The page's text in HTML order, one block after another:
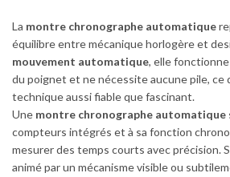
La montre chronographe automatique
équilibre entre mécanique horlogère et
mouvement automatique, elle
du poignet et ne nécessite aucune pile, ce
technique aussi fiable que fascinant.
Une montre chronographe automatique
compteurs intégrés et à sa fonction
mesurer des temps courts avec précision.
animé par un mécanisme visible ou